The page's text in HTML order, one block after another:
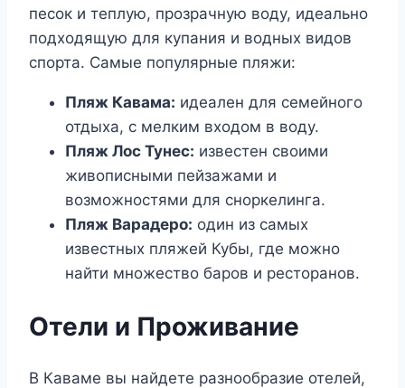
песок и теплую, прозрачную воду, идеально
подходящую для купания и водных видов
спорта. Самые популярные пляжи:
Пляж Кавама: идеален для семейного
отдыха, с мелким входом в воду.
Пляж Лос Тунес: известен своими
живописными пейзажами и
возможностями для сноркелинга.
Пляж Варадеро: один из самых
известных пляжей Кубы, где можно
найти множество баров и ресторанов.
Отели и Проживание
В Каваме вы найдете разнообразие отелей,